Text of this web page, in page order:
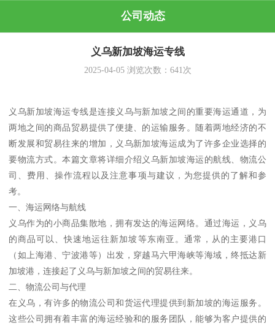
公司动态
义乌新加坡海运专线
2025-04-05浏览次数： 641次
义乌新加坡海运专线是连接义乌与新加坡之间的重要海运通道，为
两地之间的商品贸易提供了便捷、的运输服务。随着两地经济的不
断发展和贸易往来的增加，义乌新加坡海运成为了许多企业选择的
要物流方式。本篇文章将详细介绍义乌新加坡海运的航线、物流公
司、费用、操作流程以及注意事项与建议，为您提供的了解和参
考。
一、海运网络与航线
义乌作为的小商品集散地，拥有发达的海运网络。通过海运，义乌
的商品可以、快速地运往新加坡等东南亚。通常，从的主要港口
（如上海港、宁波港等）出发，穿越马六甲海峡等海域，终抵达新
加坡港，连接起了义乌与新加坡之间的贸易往来。
二、物流公司与代理
在义乌，有许多的物流公司和货运代理提供到新加坡的海运服务。
这些公司拥有着丰富的海运经验和的服务团队，能够为客户提供的